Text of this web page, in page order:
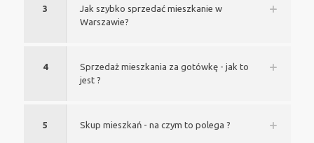
3
Jak szybko sprzedać mieszkanie w
Warszawie?
4
Sprzedaż mieszkania za gotówkę - jak to
jest ?
5 Skup mieszkań - na czym to polega ?